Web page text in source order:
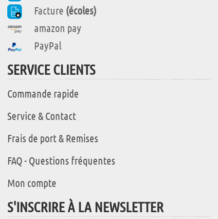
Facture (écoles)
amazon pay
PayPal
SERVICE CLIENTS
Commande rapide
Service & Contact
Frais de port & Remises
FAQ - Questions fréquentes
Mon compte
S'INSCRIRE À LA NEWSLETTER